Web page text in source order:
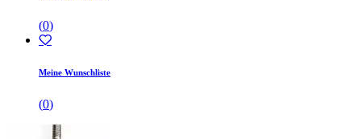
(0)
Meine Wunschliste
(0)